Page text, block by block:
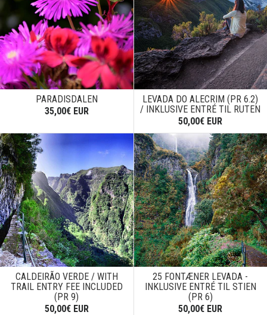
PARADISDALEN
35,00€ EUR
LEVADA DO ALECRIM (PR 6.2)
/ INKLUSIVE ENTRÉ TIL RUTEN
50,00€ EUR
CALDEIRÃO VERDE / WITH
TRAIL ENTRY FEE INCLUDED
(PR 9)
50,00€ EUR
25 FONTÆNER LEVADA -
INKLUSIVE ENTRÉ TIL STIEN
(PR 6)
50,00€ EUR